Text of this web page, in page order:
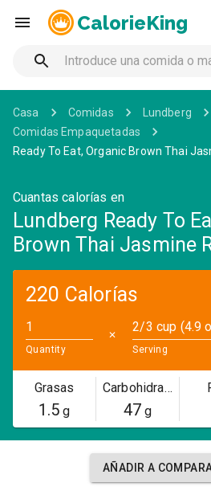
CalorieKing
Casa Comidas
Lundberg
Comidas Empaquetadas
Ready To Eat, Organic Brown Thai
Cuantas calorías en
Lundberg Ready To
Brown Thai Jasmine
220 Calorías
Quantity
✕
2/3 cup (4.9
Serving
Grasas
1.5g
Carbohidratos
47g
AÑADIR A